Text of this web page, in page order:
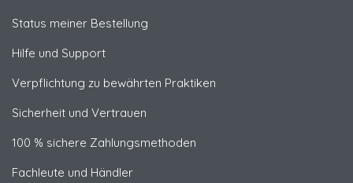
Status meiner Bestellung
Hilfe und Support
Verpflichtung zu bewährten Praktiken
Sicherheit und Vertrauen
100 % sichere Zahlungsmethoden
Fachleute und Händler